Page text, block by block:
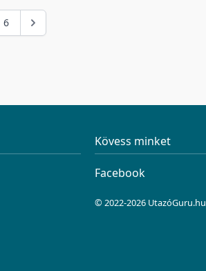
6
Kövess minket
Facebook
© 2022-2026 UtazóGuru.hu